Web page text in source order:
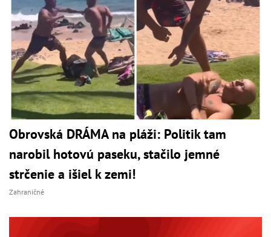
Obrovská DRÁMA na pláži: Politik tam
narobil hotovú paseku, stačilo jemné
strčenie a išiel k zemi!
Zahraničné